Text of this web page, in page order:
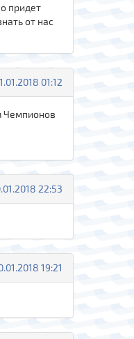
придет
от нас
01:12
Чемпионов
22:53
19:21